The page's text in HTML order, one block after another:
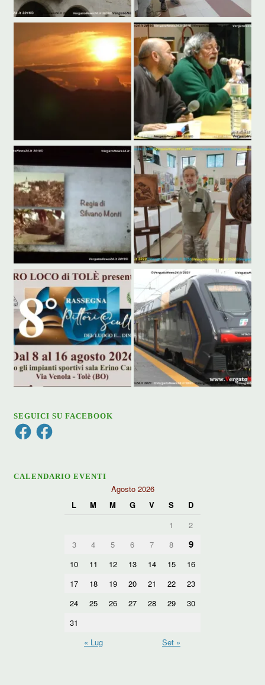
SEGUICI SU FACEBOOK
FacebookFacebook
CALENDARIO EVENTI
Agosto 2026
L
M M G V S
D
1
2
3
4 5 6 7 8 9
10 11 12 13 14 15
16
17
18 19 20 21 22
23
24
25 26 27 28 29
30
31
« Lug
Set »